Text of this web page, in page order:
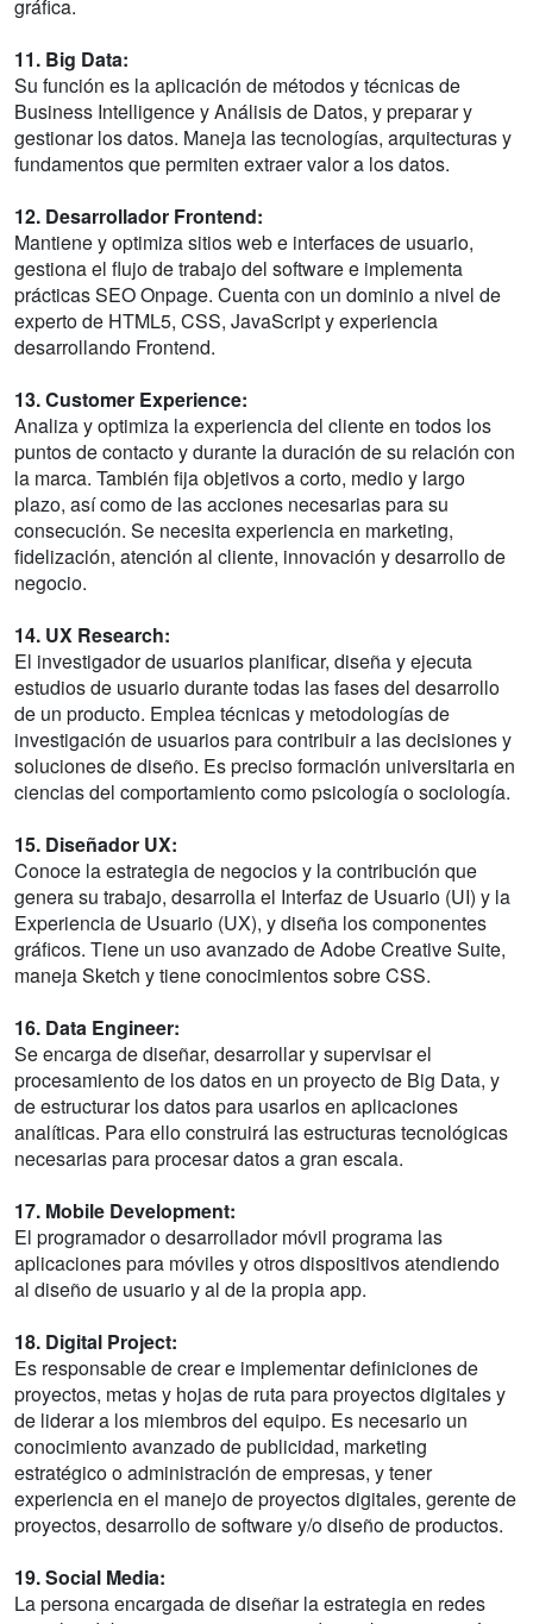
gráfica.
11. Big Data:
Su función es la aplicación de métodos y técnicas de
Business Intelligence y Análisis de Datos, y preparar y
gestionar los datos. Maneja las tecnologías, arquitecturas y
fundamentos que permiten extraer valor a los datos.
12. Desarrollador Frontend:
Mantiene y optimiza sitios web e interfaces de usuario,
gestiona el flujo de trabajo del software e implementa
prácticas SEO Onpage. Cuenta con un dominio a nivel de
experto de HTML5, CSS, JavaScript y experiencia
desarrollando Frontend.
13. Customer Experience:
Analiza y optimiza la experiencia del cliente en todos los
puntos de contacto y durante la duración de su relación con
la marca. También fija objetivos a corto, medio y largo
plazo, así como de las acciones necesarias para su
consecución. Se necesita experiencia en marketing,
fidelización, atención al cliente, innovación y desarrollo de
negocio.
14. UX Research:
El investigador de usuarios planificar, diseña y ejecuta
estudios de usuario durante todas las fases del desarrollo
de un producto. Emplea técnicas y metodologías de
investigación de usuarios para contribuir a las decisiones y
soluciones de diseño. Es preciso formación universitaria en
ciencias del comportamiento como psicología o sociología.
15. Diseñador UX:
Conoce la estrategia de negocios y la contribución que
genera su trabajo, desarrolla el Interfaz de Usuario (UI) y la
Experiencia de Usuario (UX), y diseña los componentes
gráficos. Tiene un uso avanzado de Adobe Creative Suite,
maneja Sketch y tiene conocimientos sobre CSS.
16. Data Engineer:
Se encarga de diseñar, desarrollar y supervisar el
procesamiento de los datos en un proyecto de Big Data, y
de estructurar los datos para usarlos en aplicaciones
analíticas. Para ello construirá las estructuras tecnológicas
necesarias para procesar datos a gran escala.
17. Mobile Development:
El programador o desarrollador móvil programa las
aplicaciones para móviles y otros dispositivos atendiendo
al diseño de usuario y al de la propia app.
18. Digital Project:
Es responsable de crear e implementar definiciones de
proyectos, metas y hojas de ruta para proyectos digitales y
de liderar a los miembros del equipo. Es necesario un
conocimiento avanzado de publicidad, marketing
estratégico o administración de empresas, y tener
experiencia en el manejo de proyectos digitales, gerente de
proyectos, desarrollo de software y/o diseño de productos.
19. Social Media:
La persona encargada de diseñar la estrategia en redes